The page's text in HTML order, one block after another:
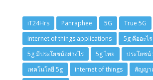
iT24Hrs Panraphee 5G True 5G
internet of things applications
5g คืออะไร
5g มีประโยชน์อย่างไร
5g ไทย
ประโยชน์
เทคโนโลยี 5g
internet of things
สัญญา